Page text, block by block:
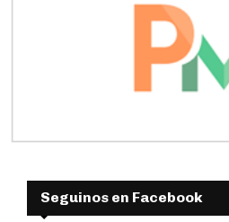
Seguinos en Facebook